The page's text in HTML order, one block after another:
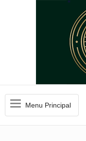
MenuMenu Principal